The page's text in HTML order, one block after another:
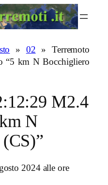
» 02 » Terremoto
“5 km N Bocchigliero
M2.4
N
2024 alle ore